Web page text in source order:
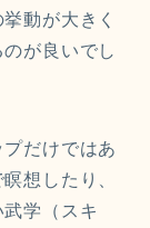
動が大きく
が良いでし
だけではあ
想したり、
学（スキ